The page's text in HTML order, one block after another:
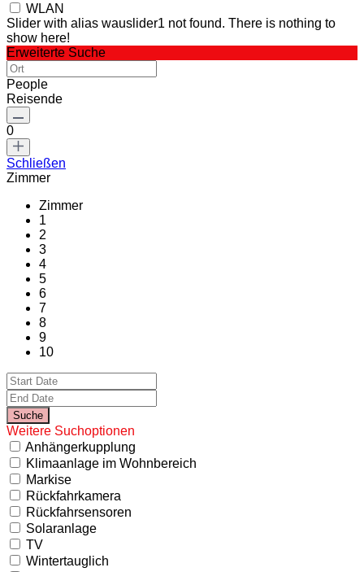
WLAN
Slider with alias wauslider1 not found. There is nothing to
show here!
Erweiterte Suche
People
Reisende
0
Schließen
Zimmer
Zimmer
1
2
3
4
5
6
7
8
9
10
Weitere Suchoptionen
Anhängerkupplung
Klimaanlage im Wohnbereich
Markise
Rückfahrkamera
Rückfahrsensoren
Solaranlage
TV
Wintertauglich